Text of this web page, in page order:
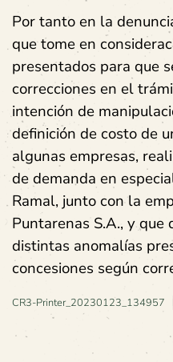
Por tanto en la
que tome en
presentados para que
correcciones en el
intención de
definición de costo de
algunas empresas,
de demanda en
Ramal, junto con la
Puntarenas S.A., y que
distintas anomalías
concesiones según
CR3-Printer_20230123_134957